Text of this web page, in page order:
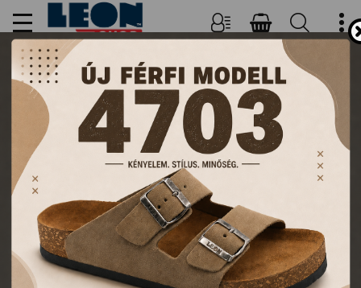
BELÉPÉS
FŐOLDAL BELÉPÉS
BELÉPÉS
E-mail